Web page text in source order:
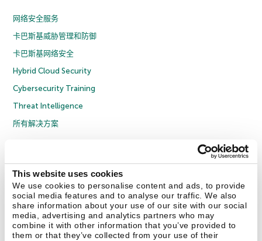
This website uses cookies
We use cookies to personalise content and ads, to provide
social media features and to analyse our traffic. We also
share information about your use of our site with our social
media, advertising and analytics partners who may
combine it with other information that you’ve provided to
them or that they’ve collected from your use of their
网络安全服务
卡巴斯基威胁管理和防御
卡巴斯基网络安全
Hybrid Cloud Security
Cybersecurity Training
Threat Intelligence
所有解决方案
隐私策略
反腐败政策
许可协议 B2B
京ICP备12053225号
京公网安备 11010102001169号
联系我们 关于我们 合作伙伴 Blog 资源中心 新闻稿
Securelist Eugene Personal Blog